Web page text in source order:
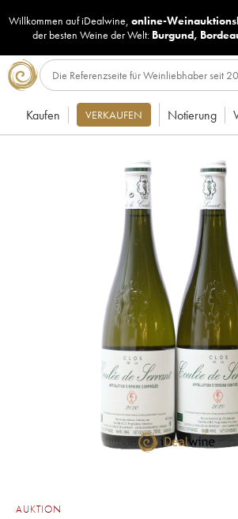
Willkommen auf iDealwine, online-
der besten Weine der Welt: Burgund,
Kaufen VERKAUFEN Notierung
AUKTION